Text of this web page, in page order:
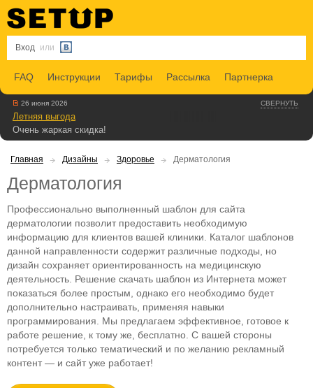
Вход или
FAQ Инструкции Тарифы Рассылка Партнерка
СВЕРНУТЬ
26 июня 2026
Летняя выгода
Очень жаркая скидка!
Главная Дизайны Здоровье Дерматология
Дерматология
Профессионально выполненный шаблон для сайта
дерматологии позволит предоставить необходимую
информацию для клиентов вашей клиники. Каталог шаблонов
данной направленности содержит различные подходы, но
дизайн сохраняет ориентированность на медицинскую
деятельность. Решение скачать шаблон из Интернета может
показаться более простым, однако его необходимо будет
дополнительно настраивать, применяя навыки
программирования. Мы предлагаем эффективное, готовое к
работе решение, к тому же, бесплатно. С вашей стороны
потребуется только тематический и по желанию рекламный
контент — и сайт уже работает!